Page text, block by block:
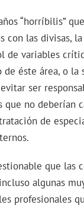
“horríbilis”
con las divisas,
de variables
éste área, o la
ser
que no deberían
de
que las
algunas
profesionales